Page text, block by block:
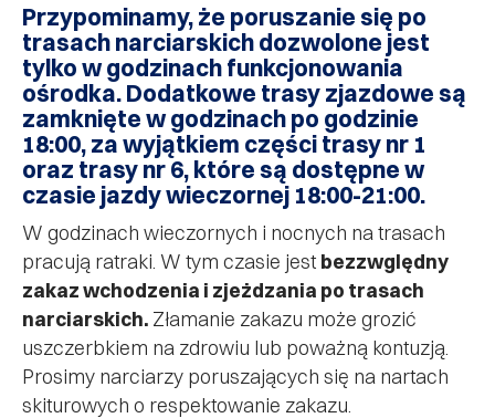
Przypominamy, że poruszanie się po
trasach narciarskich dozwolone jest
tylko w godzinach funkcjonowania
ośrodka. Dodatkowe trasy zjazdowe są
zamknięte w godzinach po godzinie
18:00, za wyjątkiem części trasy nr 1
oraz trasy nr 6, które są dostępne w
czasie jazdy wieczornej 18:00-21:00.
W godzinach wieczornych i nocnych na trasach
pracują ratraki. W tym czasie jest bezzwględny
zakaz wchodzenia i zjeżdzania po trasach
narciarskich. Złamanie zakazu może grozić
uszczerbkiem na zdrowiu lub poważną kontuzją.
Prosimy narciarzy poruszających się na nartach
skiturowych o respektowanie zakazu.